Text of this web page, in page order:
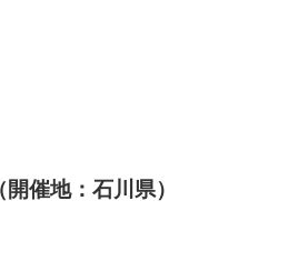
催地：石川県）